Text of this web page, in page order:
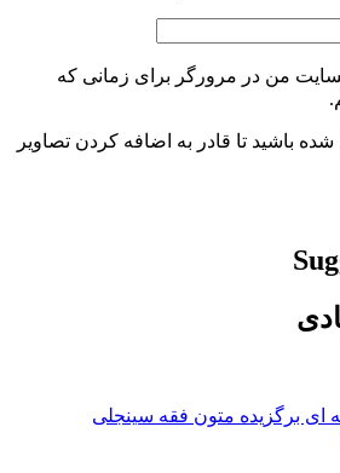
من در مرورگر برای زمانی که
باشید تا قادر به اضافه کردن تصاویر